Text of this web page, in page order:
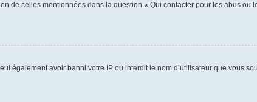
de celles mentionnées dans la question « Qui contacter pour les abus ou
également avoir banni votre IP ou interdit le nom d’utilisateur que vous